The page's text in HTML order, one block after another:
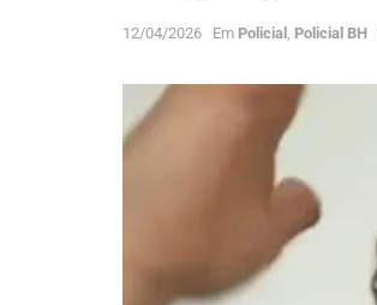
12/04/2026 Em Policial Policial BH